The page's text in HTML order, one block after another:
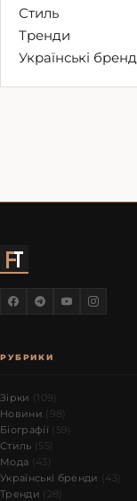
Стиль
Тренди
Українські
РУБРИКИ
Зірки (109)
Новини (98)
Біографії (59)
Стиль (55)
Мода (43)
Українські бренди (43)
Тренди (28)